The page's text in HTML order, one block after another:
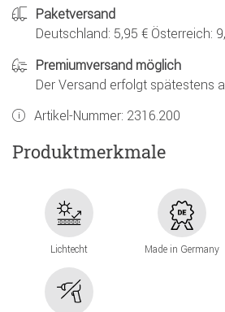
Paketversand
Deutschland: 5,95 € Österreich:
Premiumversand möglich
Der Versand erfolgt spätestens
Artikel-Nummer: 2316.200
Produktmerkmale
Lichtecht Made in Germany